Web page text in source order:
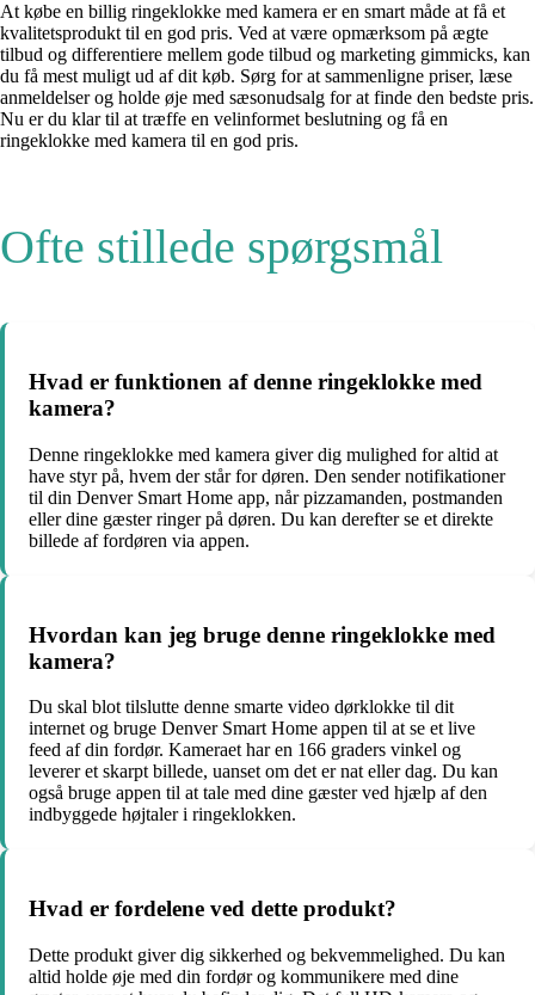
At købe en billig ringeklokke med kamera er en smart måde at få et
kvalitetsprodukt til en god pris. Ved at være opmærksom på ægte
tilbud og differentiere mellem gode tilbud og marketing gimmicks, kan
du få mest muligt ud af dit køb. Sørg for at sammenligne priser, læse
anmeldelser og holde øje med sæsonudsalg for at finde den bedste pris.
Nu er du klar til at træffe en velinformet beslutning og få en
ringeklokke med kamera til en god pris.
Ofte stillede spørgsmål
Hvad er funktionen af denne ringeklokke med
kamera?
Denne ringeklokke med kamera giver dig mulighed for altid at
have styr på, hvem der står for døren. Den sender notifikationer
til din Denver Smart Home app, når pizzamanden, postmanden
eller dine gæster ringer på døren. Du kan derefter se et direkte
billede af fordøren via appen.
Hvordan kan jeg bruge denne ringeklokke med
kamera?
Du skal blot tilslutte denne smarte video dørklokke til dit
internet og bruge Denver Smart Home appen til at se et live
feed af din fordør. Kameraet har en 166 graders vinkel og
leverer et skarpt billede, uanset om det er nat eller dag. Du kan
også bruge appen til at tale med dine gæster ved hjælp af den
indbyggede højtaler i ringeklokken.
Hvad er fordelene ved dette produkt?
Dette produkt giver dig sikkerhed og bekvemmelighed. Du kan
altid holde øje med din fordør og kommunikere med dine